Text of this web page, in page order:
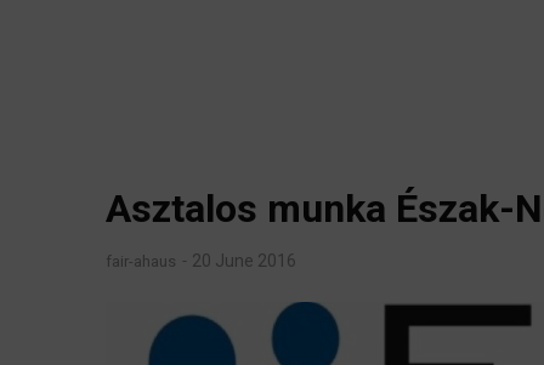
Asztalos munka Észak-
fair-ahaus 20 June 2016